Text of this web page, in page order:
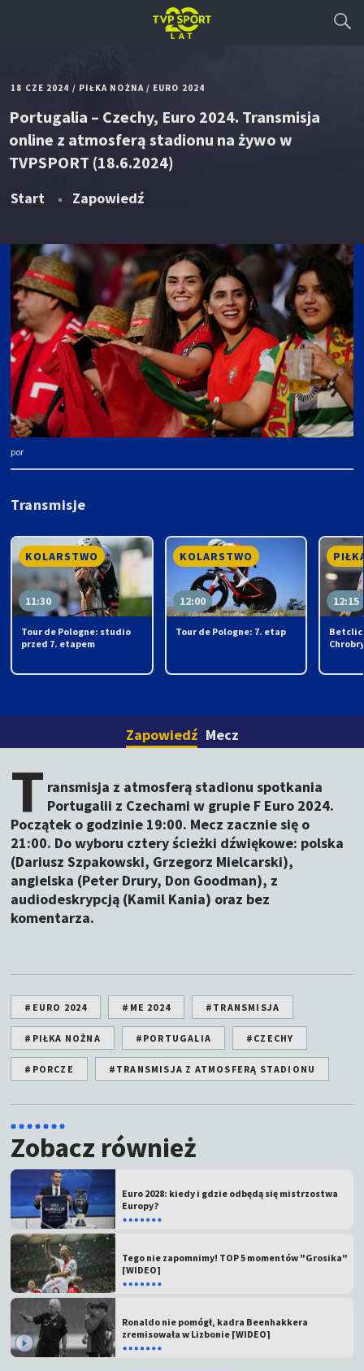
18 CZE 2024 / PIŁKA NOŻNA/ EURO 2024
Portugalia – Czechy, Euro 2024. Transmisja
online z atmosferą stadionu na żywo w
TVPSPORT (18.6.2024)
Start Zapowiedź
por
Transmisje
KOLARSTWO
11:30
Tour de Pologne: studio
przed 7. etapem
KOLARSTWO
12:00
Tour de Pologne: 7. etap
12:15
Betclic
Zapowiedź Mecz
T ransmisja z atmosferą stadionu spotkania
Portugalii z Czechami w grupie F Euro 2024.
Początek o godzinie 19:00. Mecz zacznie się o
21:00. Do wyboru cztery ścieżki dźwiękowe: polska
(Dariusz Szpakowski, Grzegorz Mielcarski),
angielska (Peter Drury, Don Goodman), z
audiodeskrypcją (Kamil Kania) oraz bez
komentarza.
#EURO 2024 #ME 2024 #TRANSMISJA
#PIŁKA NOŻNA #PORTUGALIA #CZECHY
#PORCZE #TRANSMISJA Z ATMOSFERĄ STADIONU
Zobacz również
Euro 2028: kiedy i gdzie odbędą się mistrzostwa
Europy?
Tego nie zapomnimy! TOP 5 momentów "Grosika"
[WIDEO]
Ronaldo nie pomógł, kadra Beenhakkera
zremisowała w Lizbonie [WIDEO]